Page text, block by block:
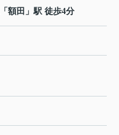
「 額田 」駅 徒歩4分